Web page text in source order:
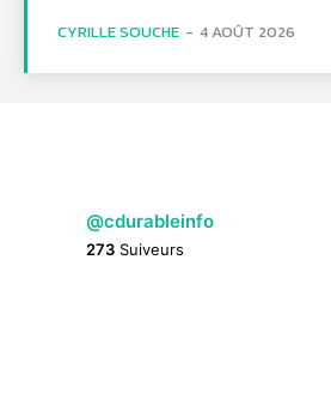
CYRILLE SOUCHE - 4 AOÛT 2026
@cdurableinfo
273 Suiveurs